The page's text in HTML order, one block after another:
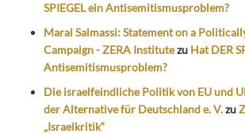
SPIEGEL ein Antisemitismusproblem?
Maral Salmassi: Statement on a
Campaign - ZERA Institutezu Hat DER
Antisemitismusproblem?
Die israelfeindliche Politik von EU und
der Alternative für Deutschland e. V.zu
„Israelkritik“